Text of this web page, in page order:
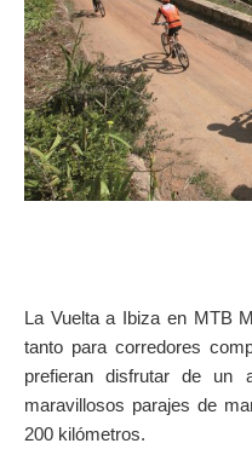
La Vuelta a Ibiza en MTB
tanto para corredores
prefieran disfrutar de un
maravillosos parajes de
200 kilómetros.